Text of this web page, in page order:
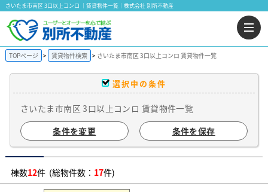
さいたま市南区 3口以上コンロ ｜賃貸物件一覧｜株式会社 別所不動産
TOPページ 賃貸物件検索 さいたま市南区 3口以上コンロ 賃貸物件一覧
選択中の条件
さいたま市南区 3口以上コンロ 賃貸物件一覧
条件を変更
条件を保存
棟数12件 (総物件数： 17件)